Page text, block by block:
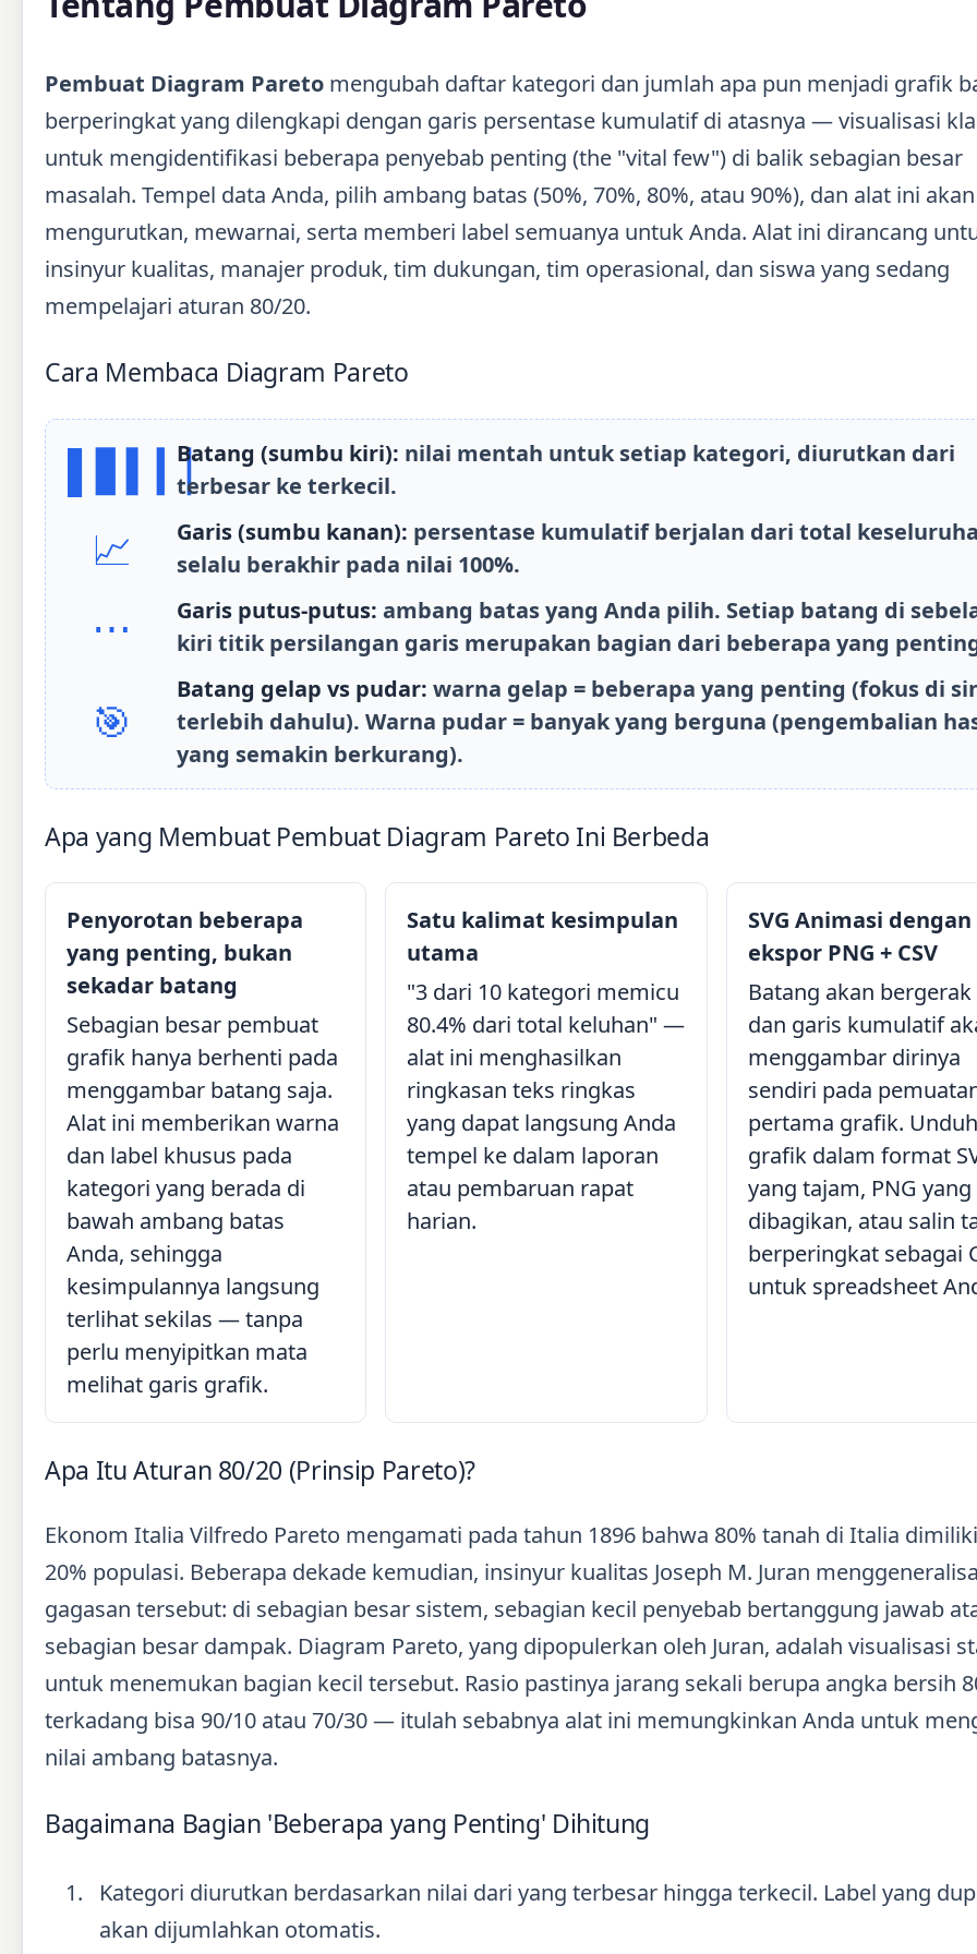
Pembuat Diagram Pareto mengubah daftar kategori dan jumlah apa pun menjadi grafik
berperingkat yang dilengkapi dengan garis persentase kumulatif di atasnya — visualisasi
untuk mengidentifikasi beberapa penyebab penting (the "vital few") di balik sebagian besar
masalah. Tempel data Anda, pilih ambang batas (50%, 70%, 80%, atau 90%), dan alat ini akan
mengurutkan, mewarnai, serta memberi label semuanya untuk Anda. Alat ini dirancang
insinyur kualitas, manajer produk, tim dukungan, tim operasional, dan siswa yang sedang
mempelajari aturan 80/20.
Cara Membaca Diagram Pareto
▌▋▍▎▏Batang (sumbu kiri): nilai mentah untuk setiap kategori, diurutkan dari
terbesar ke terkecil.
📈 Garis (sumbu kanan): persentase kumulatif berjalan dari total
selalu berakhir pada nilai 100%.
⋯ Garis putus-putus: ambang batas yang Anda pilih. Setiap batang di
kiri titik persilangan garis merupakan bagian dari beberapa yang
🎯
Batang gelap vs pudar: warna gelap = beberapa yang penting (fokus di
terlebih dahulu). Warna pudar = banyak yang berguna (pengembalian
yang semakin berkurang).
Apa yang Membuat Pembuat Diagram Pareto Ini Berbeda
Penyorotan beberapa
yang penting, bukan
sekadar batang
Sebagian besar pembuat
grafik hanya berhenti pada
menggambar batang saja.
Alat ini memberikan warna
dan label khusus pada
kategori yang berada di
bawah ambang batas
Anda, sehingga
kesimpulannya langsung
terlihat sekilas — tanpa
perlu menyipitkan mata
melihat garis grafik.
Satu kalimat kesimpulan
utama
"3 dari 10 kategori memicu
80.4% dari total keluhan" —
alat ini menghasilkan
ringkasan teks ringkas
yang dapat langsung Anda
tempel ke dalam laporan
atau pembaruan rapat
harian.
SVG Animasi dengan
ekspor PNG + CSV
Batang akan
dan garis kumulatif
menggambar dirinya
sendiri pada
pertama grafik. Unduh
grafik dalam format
yang tajam, PNG
dibagikan, atau salin
berperingkat sebagai
untuk spreadsheet
Apa Itu Aturan 80/20 (Prinsip Pareto)?
Ekonom Italia Vilfredo Pareto mengamati pada tahun 1896 bahwa 80% tanah di Italia
20% populasi. Beberapa dekade kemudian, insinyur kualitas Joseph M. Juran
gagasan tersebut: di sebagian besar sistem, sebagian kecil penyebab bertanggung jawab
sebagian besar dampak. Diagram Pareto, yang dipopulerkan oleh Juran, adalah visualisasi
untuk menemukan bagian kecil tersebut. Rasio pastinya jarang sekali berupa angka bersih
terkadang bisa 90/10 atau 70/30 — itulah sebabnya alat ini memungkinkan Anda untuk
nilai ambang batasnya.
Bagaimana Bagian 'Beberapa yang Penting' Dihitung
Kategori diurutkan berdasarkan nilai dari yang terbesar hingga terkecil. Label yang
akan dijumlahkan otomatis.